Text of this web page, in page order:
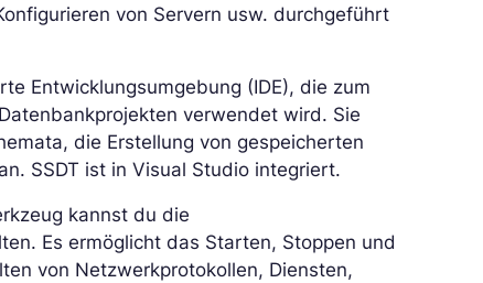
von Servern usw. durchgeführt
Entwicklungsumgebung (IDE), die zum
verwendet wird. Sie
die Erstellung von gespeicherten
SSDT ist in Visual Studio integriert.
kannst du die
Es ermöglicht das Starten, Stoppen und
von Netzwerkprotokollen, Diensten,